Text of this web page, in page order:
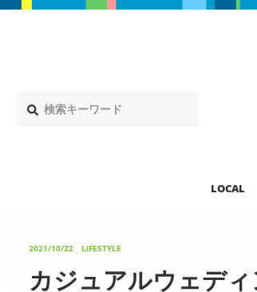
LOCAL
2021/10/22 LIFESTYLE
カジュアルウェデ